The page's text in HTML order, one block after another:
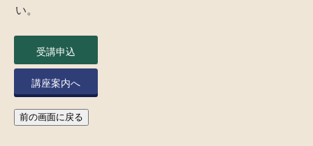
い。
受講申込
講座案内へ
前の画面に戻る